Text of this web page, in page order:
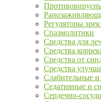
Регуляторы
Спазмолитики
Средства для
Средства
Средства от
Средства
Слабительные
Седативные и
Сердечно-